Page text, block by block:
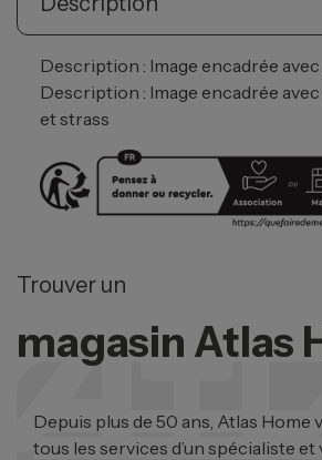
Description : Image encadrée
Description : Image encadrée
et strass
Trouver un
magasin Atlas
Depuis plus de 50 ans, Atlas Home
tous les services d’un spécialiste et